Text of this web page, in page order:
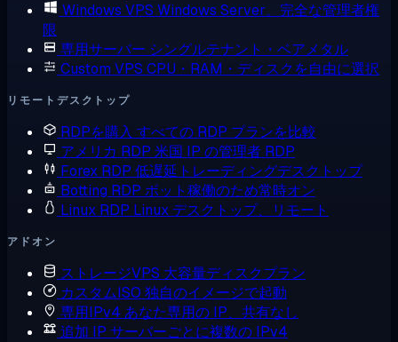
Windows VPS Windows Server、完全な管理者権
限
専用サーバー シングルテナント・ベアメタル
Custom VPS CPU・RAM・ディスクを自由に選択
リモートデスクトップ
RDPを購入 すべての RDP プランを比較
アメリカ RDP 米国 IP の管理者 RDP
Forex RDP 低遅延トレーディングデスクトップ
Botting RDP ボット稼働のため常時オン
Linux RDP Linux デスクトップ、リモート
アドオン
ストレージVPS 大容量ディスクプラン
カスタムISO 独自のイメージで起動
専用IPv4 あなた専用の IP、共有なし
追加 IP サーバーごとに複数の IPv4